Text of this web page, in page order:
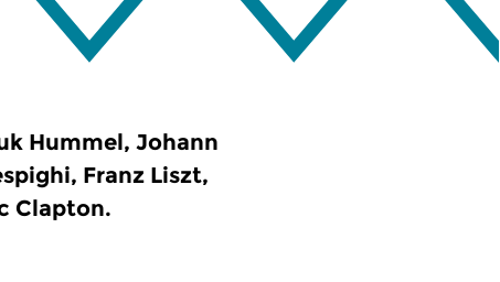
Hummel, Johann
Franz Liszt,
Clapton.